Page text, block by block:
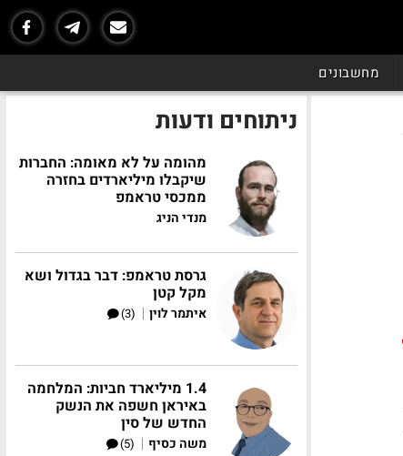
מחשבונים
ניתוחים ודעות
מהומה על לא מאומה: החברות
שיקבלו מיליארדים בחזרה
ממכסי טראמפ
מנדי הניג
גרסת טראמפ: דבר בגדול ושא
מקל קטן
איתמר לוין |
(3)
1.4 מיליארד חביות: המלחמה
באיראן חשפה את הנשק
החדש של סין
משה כסיף |
(5)